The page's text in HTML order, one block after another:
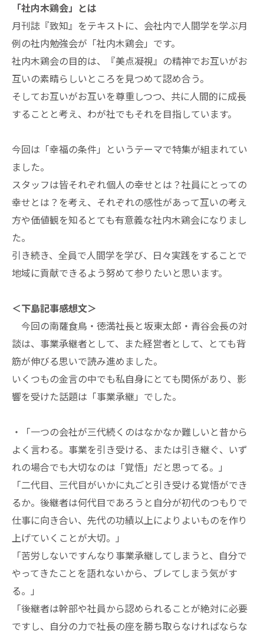
「社内木鶏会」とは
月刊誌『致知』をテキストに、会社内で人間学を学ぶ月
例の社内勉強会が「社内木鶏会」です。
社内木鶏会の目的は、『美点凝視』の精神でお互いがお
互いの素晴らしいところを見つめて認め合う。
そしてお互いがお互いを尊重しつつ、共に人間的に成長
することと考え、わが社でもそれを目指しています。
今回は「幸福の条件」というテーマで特集が組まれてい
ました。
スタッフは皆それぞれ個人の幸せとは？社員にとっての
幸せとは？を考え、それぞれの感性があって互いの考え
方や価値観を知るとても有意義な社内木鶏会になりまし
た。
引き続き、全員で人間学を学び、日々実践をすることで
地域に貢献できるよう努めて参りたいと思います。
＜下島記事感想文＞
今回の南薩食鳥・徳満社長と坂東太郎・青谷会長の対
談は、事業承継者として、また経営者として、とても背
筋が伸びる思いで読み進めました。
いくつもの金言の中でも私自身にとても関係があり、影
響を受けた話題は「事業承継」でした。
・「一つの会社が三代続くのはなかなか難しいと昔から
よく言わる。事業を引き受ける、または引き継ぐ、いず
れの場合でも大切なのは「覚悟」だと思ってる。」
「二代目、三代目がいかに丸ごと引き受ける覚悟ができ
るか。後継者は何代目であろうと自分が初代のつもりで
仕事に向き合い、先代の功績以上によりよいものを作り
上げていくことが大切。」
「苦労しないですんなり事業承継してしまうと、自分で
やってきたことを語れないから、ブレてしまう気がす
る。」
「後継者は幹部や社員から認められることが絶対に必要
ですし、自分の力で社長の座を勝ち取らなければならな